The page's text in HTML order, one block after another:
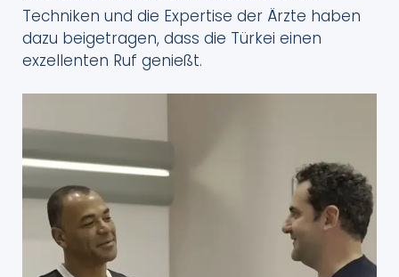
Techniken und die Expertise der Ärzte haben
dazu beigetragen, dass die Türkei einen
exzellenten Ruf genießt.